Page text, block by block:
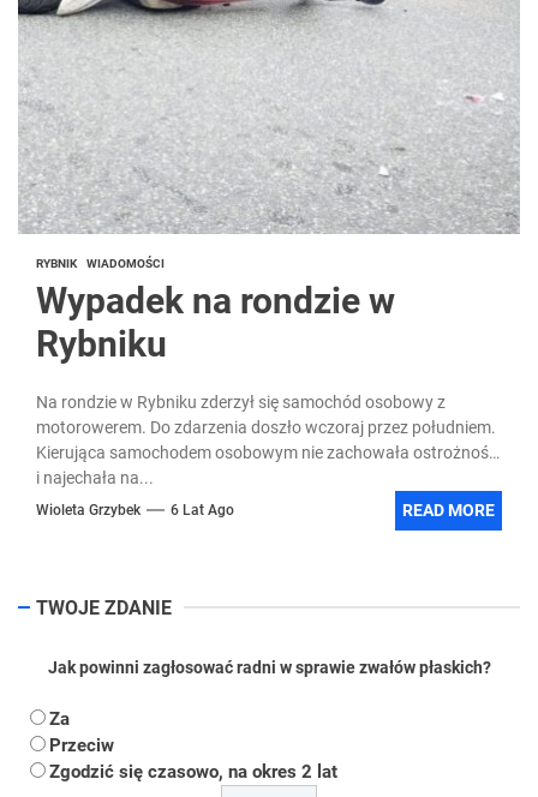
RYBNIK WIADOMOŚCI
Wypadek na rondzie w
Rybniku
Na rondzie w Rybniku zderzył się samochód osobowy z
motorowerem. Do zdarzenia doszło wczoraj przez południem.
Kierująca samochodem osobowym nie zachowała ostrożności
i najechała na...
Wioleta Grzybek 6 Lat Ago READ MORE
TWOJE ZDANIE
Jak powinni zagłosować radni w sprawie zwałów płaskich?
Za
Przeciw
Zgodzić się czasowo, na okres 2 lat